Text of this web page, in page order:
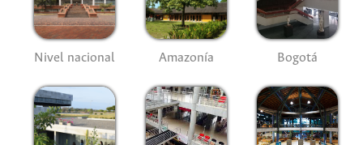
Nivel nacional Amazonía Bogotá